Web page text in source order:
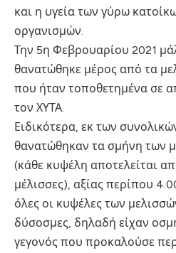
και η υγεία των γύρω
οργανισμών.
Την 5η Φεβρουαρίου 2021
θανατώθηκε μέρος από τα
που ήταν τοποθετημένα σε
τον ΧΥΤΑ.
Ειδικότερα, εκ των
θανατώθηκαν τα σμήνη των
(κάθε κυψέλη αποτελείται
μέλισσες), αξίας περίπου
όλες οι κυψέλες των
δύσοσμες, δηλαδή είχαν
γεγονός που προκαλούσε